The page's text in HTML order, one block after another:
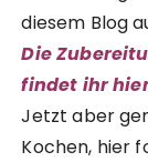
diesem Blog
Die
findet ihr
Jetzt aber
Kochen, hier